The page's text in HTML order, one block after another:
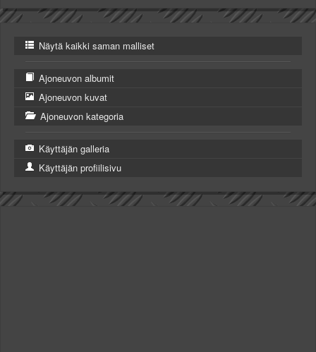
Näytä kaikki saman malliset
Ajoneuvon albumit
Ajoneuvon kuvat
Ajoneuvon kategoria
Käyttäjän galleria
Käyttäjän profiilisivu